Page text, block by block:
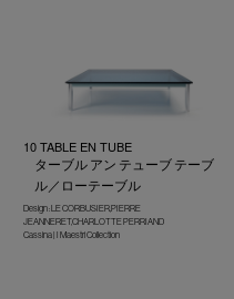
10 TABLE EN TUBE
ターブル アン テューブ テーブ
ル／ローテーブル
Design : LE CORBUSIER,PIERRE
JEANNERET,CHARLOTTE PERRIAND
Cassina | I Maestri Collection